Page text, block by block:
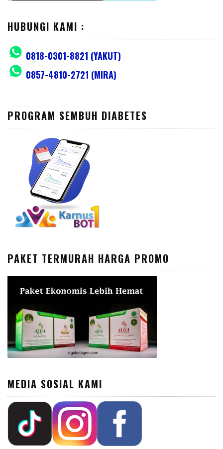
HUBUNGI KAMI :
0818-0301-8821 (YAKUT)
0857-4810-2721 (MIRA)
PROGRAM SEMBUH DIABETES
PAKET TERMURAH HARGA PROMO
MEDIA SOSIAL KAMI